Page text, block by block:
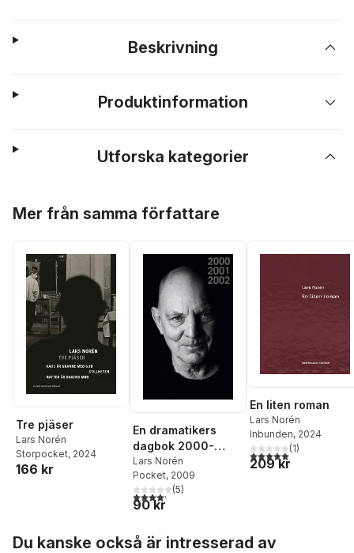
Beskrivning
Produktinformation
Utforska kategorier
Mer från samma författare
Tre pjäser
Lars Norén
Storpocket, 2024
166 kr
En dramatikers
dagbok 2000-
2002
Lars Norén
Pocket, 2009
4,2utav 5 stjärnor. Totalt antal röster:
(5)
90 kr
En liten roman
Lars Norén
Inbunden, 2024
5,0utav 5 stjärnor.
(1)
209 kr
Du kanske också är intresserad av